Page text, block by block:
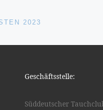
2023
Geschäftsstelle:
Süddeutscher